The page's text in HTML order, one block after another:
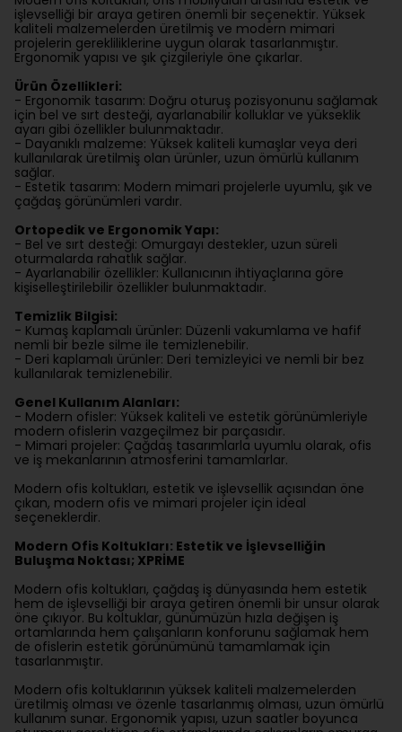
işlevselliği bir araya getiren önemli bir seçenektir. Yüksek
kaliteli malzemelerden üretilmiş ve modern mimari
projelerin gerekliliklerine uygun olarak tasarlanmıştır.
Ergonomik yapısı ve şık çizgileriyle öne çıkarlar.
Ürün Özellikleri:
- Ergonomik tasarım: Doğru oturuş pozisyonunu sağlamak
için bel ve sırt desteği, ayarlanabilir kolluklar ve yükseklik
ayarı gibi özellikler bulunmaktadır.
- Dayanıklı malzeme: Yüksek kaliteli kumaşlar veya deri
kullanılarak üretilmiş olan ürünler, uzun ömürlü kullanım
sağlar.
- Estetik tasarım: Modern mimari projelerle uyumlu, şık ve
çağdaş görünümleri vardır.
Ortopedik ve Ergonomik Yapı:
- Bel ve sırt desteği: Omurgayı destekler, uzun süreli
oturmalarda rahatlık sağlar.
- Ayarlanabilir özellikler: Kullanıcının ihtiyaçlarına göre
kişiselleştirilebilir özellikler bulunmaktadır.
Temizlik Bilgisi:
- Kumaş kaplamalı ürünler: Düzenli vakumlama ve hafif
nemli bir bezle silme ile temizlenebilir.
- Deri kaplamalı ürünler: Deri temizleyici ve nemli bir bez
kullanılarak temizlenebilir.
Genel Kullanım Alanları:
- Modern ofisler: Yüksek kaliteli ve estetik görünümleriyle
modern ofislerin vazgeçilmez bir parçasıdır.
- Mimari projeler: Çağdaş tasarımlarla uyumlu olarak, ofis
ve iş mekanlarının atmosferini tamamlarlar.
Modern ofis koltukları, estetik ve işlevsellik açısından öne
çıkan, modern ofis ve mimari projeler için ideal
seçeneklerdir.
Modern Ofis Koltukları: Estetik ve İşlevselliğin
Buluşma Noktası; XPRİME
Modern ofis koltukları, çağdaş iş dünyasında hem estetik
hem de işlevselliği bir araya getiren önemli bir unsur olarak
öne çıkıyor. Bu koltuklar, günümüzün hızla değişen iş
ortamlarında hem çalışanların konforunu sağlamak hem
de ofislerin estetik görünümünü tamamlamak için
tasarlanmıştır.
Modern ofis koltuklarının yüksek kaliteli malzemelerden
üretilmiş olması ve özenle tasarlanmış olması, uzun ömürlü
kullanım sunar. Ergonomik yapısı, uzun saatler boyunca